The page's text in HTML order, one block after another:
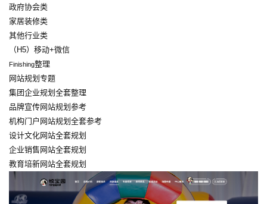
政府协会类
家居装修类
其他行业类
（H5）移动+微信
Finishing整理
网站规划专题
集团企业规划全套整理
品牌宣传网站规划参考
机构门户网站规划全套参考
设计文化网站全套规划
企业销售网站全套规划
教育培新网站全套规划